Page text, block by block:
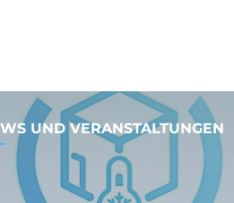
UND VERANSTALTUNGEN